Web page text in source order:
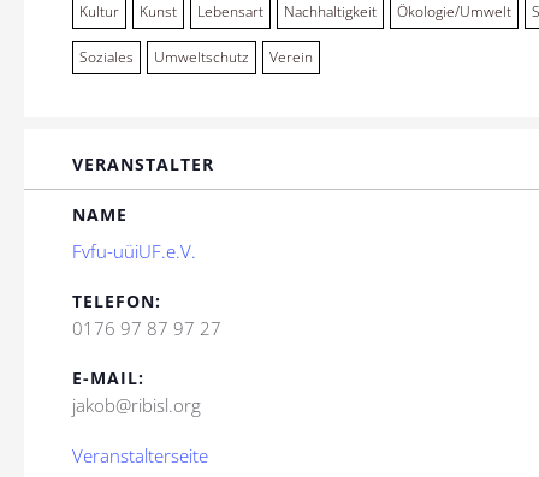
Kultur Kunst Lebensart Nachhaltigkeit Ökologie/Umwelt
Soziales Umweltschutz Verein
VERANSTALTER
NAME
Fvfu-uüiUF.e.V.
TELEFON:
0176 97 87 97 27
E-MAIL:
jakob@ribisl.org
Veranstalterseite